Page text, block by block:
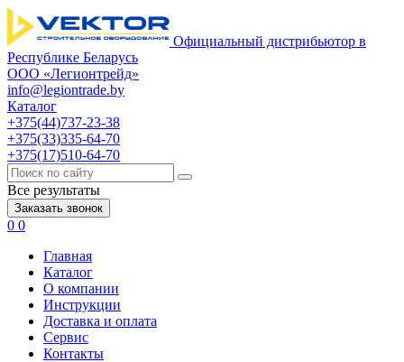
Официальный дистрибьютор в
Республике Беларусь
ООО «Легионтрейд»
info@legiontrade.by
Каталог
+375(44)737-23-38
+375(33)335-64-70
+375(17)510-64-70
Все результаты
Заказать звонок
0 0
Главная
Каталог
О компании
Инструкции
Доставка и оплата
Сервис
Контакты